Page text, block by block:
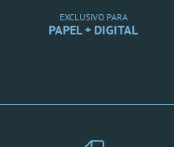
EXCLUSIVO PARA
PAPEL + DIGITAL